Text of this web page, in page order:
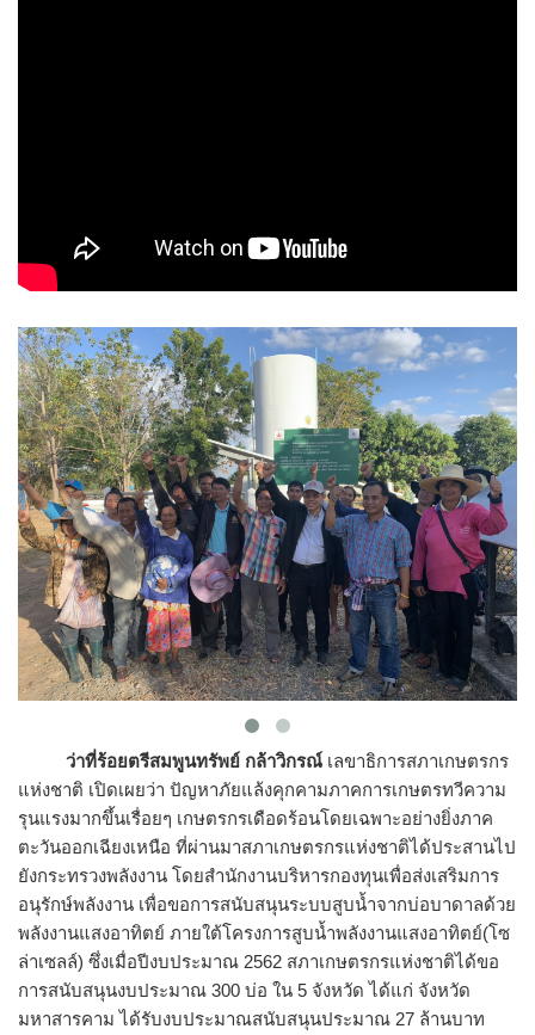
ว่าที่ร้อยตรีสมพูนทรัพย์ กล้าวิกรณ์ เลขาธิการสภาเกษตรกร
แห่งชาติ เปิดเผยว่า ปัญหาภัยแล้งคุกคามภาคการเกษตรทวีความ
รุนแรงมากขึ้นเรื่อยๆ เกษตรกรเดือดร้อนโดยเฉพาะอย่างยิ่งภาค
ตะวันออกเฉียงเหนือ ที่ผ่านมาสภาเกษตรกรแห่งชาติได้ประสานไป
ยังกระทรวงพลังงาน โดยสำนักงานบริหารกองทุนเพื่อส่งเสริมการ
อนุรักษ์พลังงาน เพื่อขอการสนับสนุนระบบสูบน้ำจากบ่อบาดาลด้วย
พลังงานแสงอาทิตย์ ภายใต้โครงการสูบน้ำพลังงานแสงอาทิตย์(โซ
ล่าเซลล์) ซึ่งเมื่อปีงบประมาณ 2562 สภาเกษตรกรแห่งชาติได้ขอ
การสนับสนุนงบประมาณ 300 บ่อ ใน 5 จังหวัด ได้แก่ จังหวัด
มหาสารคาม ได้รับงบประมาณสนับสนุนประมาณ 27 ล้านบาท